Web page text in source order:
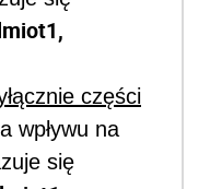
części
wpływu na
się